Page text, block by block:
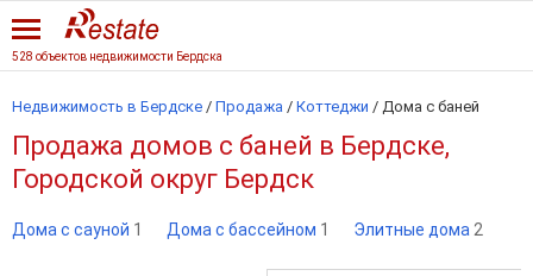
528 объектов недвижимости Бердска
Недвижимость в Бердске / Продажа / Коттеджи / Дома с баней
Продажа домов с баней в Бердске,
Городской округ Бердск
Дома с сауной 1 Дома с бассейном 1 Элитные дома 2